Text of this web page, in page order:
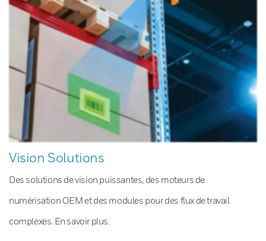
Vision Solutions
Des solutions de vision puissantes, des moteurs de
numérisation OEM et des modules pour des flux de travail
complexes. En savoir plus.